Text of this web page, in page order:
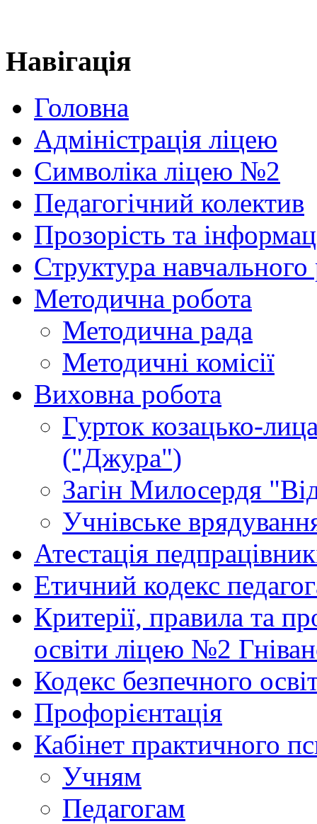
Навігація
Головна
Адміністрація ліцею
Символіка ліцею №2
Педагогічний колектив
Прозорість та
Структура навчального
Методична робота
Методична рада
Методичні комісії
Виховна робота
Гурток козацько-
("Джура")
Загін Милосердя
Учнівське
Атестація
Етичний кодекс
Критерії, правила та
освіти ліцею №2
Кодекс безпечного
Профорієнтація
Кабінет практичного
Учням
Педагогам